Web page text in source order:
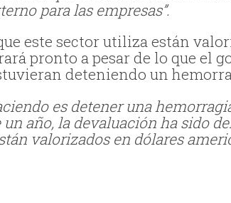
para las empresas”.
este sector utiliza están
pronto a pesar de lo que el
deteniendo un
es detener una
año, la devaluación ha sido
valorizados en dólares